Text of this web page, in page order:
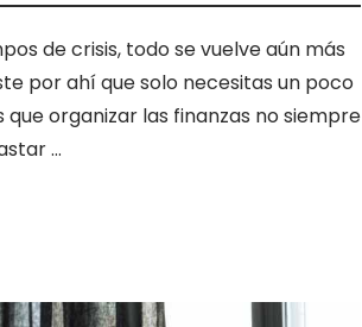
de crisis, todo se vuelve aún más
por ahí que solo necesitas un poco
organizar las finanzas no siempre
…